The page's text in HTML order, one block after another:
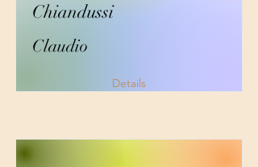
Chiandussi
Claudio
Details